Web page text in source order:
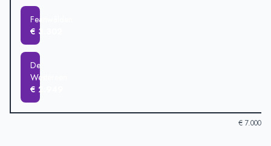
Feanwâlden
€ 3.302
De
Westereen
€ 2.949
€ 7.000